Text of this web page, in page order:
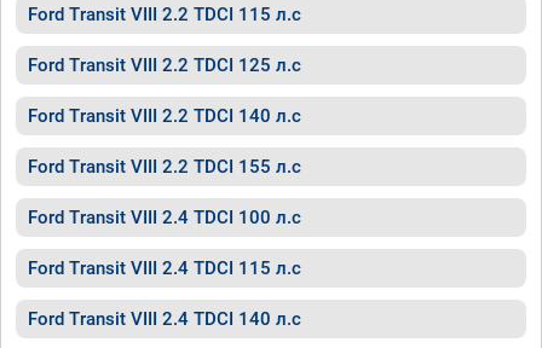
Ford Transit VIII 2.2 TDCI 115 л.с
Ford Transit VIII 2.2 TDCI 125 л.с
Ford Transit VIII 2.2 TDCI 140 л.с
Ford Transit VIII 2.2 TDCI 155 л.с
Ford Transit VIII 2.4 TDCI 100 л.с
Ford Transit VIII 2.4 TDCI 115 л.с
Ford Transit VIII 2.4 TDCI 140 л.с